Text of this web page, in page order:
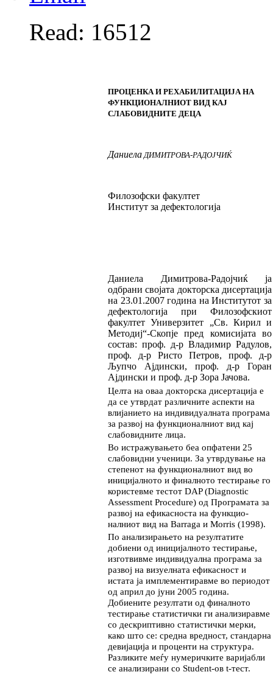
Read: 16512
ПРОЦЕНКА И РЕХАБИЛИТАЦИЈА НА
ФУНКЦИОНАЛНИОТ ВИД КАЈ
СЛАБОВИДНИТЕ ДЕЦА
Даниела ДИМИТРОВА-РАДОЈЧИЌ
Филозофски факултет
Институт за дефектологија
Даниела Димитрова-Радојчиќја
одбрани својата доктор­ска дисертација
на 23.01.2007година на Институтот за
дефектологија при Филозофскиот
факултет Универзитет „Св. Кирил и
Методиј“-Скопјепред комисијата во
состав: проф. д-р Владимир Радулов,
проф. д-р Ристо Пет­ров, проф. д-р
Љупчо Ајдински, проф. д-р Го­ран
Ајдински и проф. д-р Зора Јачова.
Целта на оваа докторска дисертација е
да се ут­вр­дат различните аспекти на
влијанието на ин­ди­ви­дуалната програма
за развој на функционал­ни­от вид кај
слабовидните лица.
Во истражувањето беа опфатени 25
слабовид­ни уче­ници. За утврду­ва­ње на
степенот на функ­­ционалниот вид во
ини­цијалното и фи­нал­но­то тестирање го
користевме тестот DAP (Diagnostic
Assessment Procedure) од Програ­ма­та за
развој на ефикасноста на функ­цио­
налниот вид на Bar­raga и Morris (1998).
По анализирањето на резултатите
добиени од ини­ци­јал­ното тестирање,
изготвивме индиви­ду­ал­на програма за
развој на визуелната ефи­кас­ност и
истата ја имплементиравме во периодот
од април до јуни 2005 година.
Добиените ре­зул­та­ти од финалното
тестирање статистички ги анализиравме
со дескриптивно статистички мер­ки,
како што се: средна вредност, стандарна
де­ви­јација и проценти на структура.
Разликите меѓу нумеричките варијабли
се анализирани со Student-ов t-тест.